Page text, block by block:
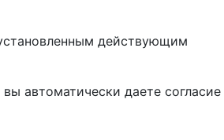
действующим
автоматически даете согласие